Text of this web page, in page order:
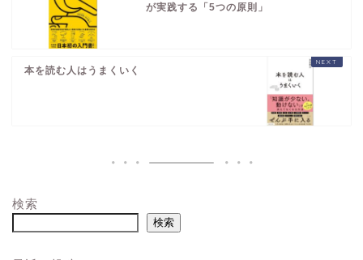
が実践する「5つの原則」
本を読む人はうまくいく
検索
検索